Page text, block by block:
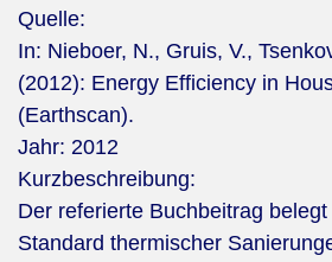
Quelle:
In: Nieboer, N., Gruis, V.,
(2012): Energy Efficiency in
(Earthscan).
Jahr: 2012
Kurzbeschreibung:
Der referierte Buchbeitrag
Standard thermischer